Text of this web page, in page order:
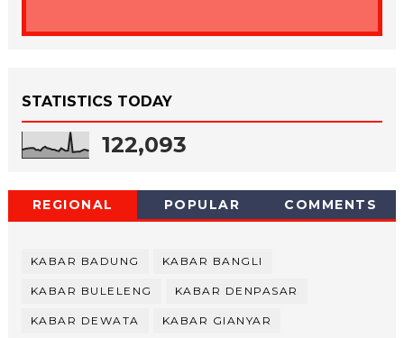
STATISTICS TODAY
122,093
REGIONAL POPULAR COMMENTS
KABAR BADUNG KABAR BANGLI
KABAR BULELENG KABAR DENPASAR
KABAR DEWATA KABAR GIANYAR